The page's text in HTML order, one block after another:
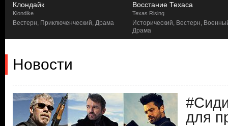
Клондайк
Klondike
Вестерн, Приключенческий, Драма
Восстание Техаса
Texas Rising
Исторический, Вестерн,
Драма
Новости
для